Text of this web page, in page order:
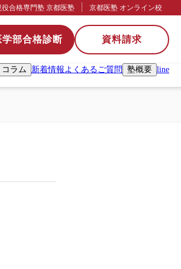
役合格専門塾 京都医塾 京都医塾 オンライン校
コラム 新着情報よくあるご質問 塾概要 line
学部合格診断 資料請求